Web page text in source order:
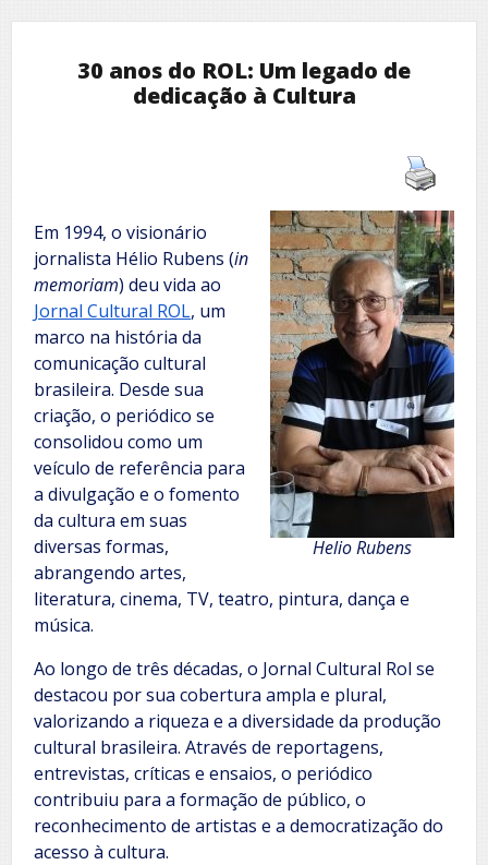
30 anos do ROL: Um legado de
dedicação à Cultura
Helio Rubens
Em 1994, o visionário
jornalista Hélio Rubens (in
memoriam) deu vida ao
Jornal Cultural ROL, um
marco na história da
comunicação cultural
brasileira. Desde sua
criação, o periódico se
consolidou como um
veículo de referência para
a divulgação e o fomento
da cultura em suas
diversas formas,
abrangendo artes,
literatura, cinema, TV, teatro, pintura, dança e
música.
Ao longo de três décadas, o Jornal Cultural Rol se
destacou por sua cobertura ampla e plural,
valorizando a riqueza e a diversidade da produção
cultural brasileira. Através de reportagens,
entrevistas, críticas e ensaios, o periódico
contribuiu para a formação de público, o
reconhecimento de artistas e a democratização do
acesso à cultura.